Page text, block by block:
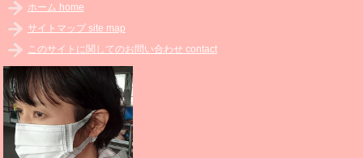
ホーム home
サイトマップ site map
このサイトに関してのお問い合わせ contact